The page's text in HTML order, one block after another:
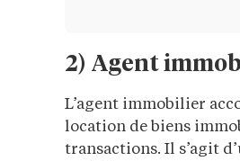
2) Agent
L’agent immobilier
location de biens
transactions. Il s’agit